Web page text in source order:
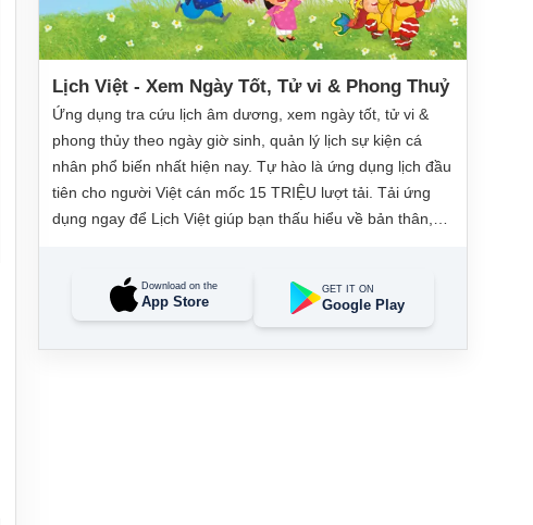
Lịch Việt - Xem Ngày Tốt, Tử vi & Phong Thuỷ
Ứng dụng tra cứu lịch âm dương, xem ngày tốt, tử vi &
phong thủy theo ngày giờ sinh, quản lý lịch sự kiện cá
nhân phổ biến nhất hiện nay. Tự hào là ứng dụng lịch đầu
tiên cho người Việt cán mốc 15 TRIỆU lượt tải. Tải ứng
dụng ngay để Lịch Việt giúp bạn thấu hiểu về bản thân,
Download on the
App Store
GET IT ON
Google Play